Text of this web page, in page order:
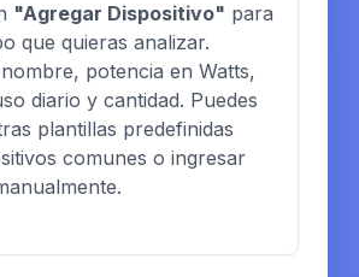
"Agregar Dispositivo" para
que quieras analizar.
potencia en Watts,
diario y cantidad. Puedes
plantillas predefinidas
comunes o ingresar